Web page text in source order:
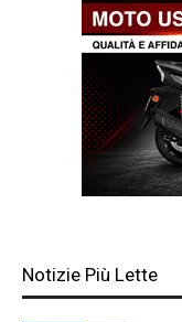
Notizie Più Lette